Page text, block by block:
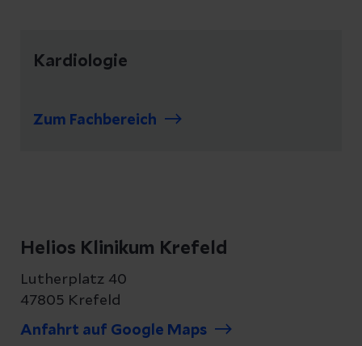
Kardiologie
Zum Fachbereich
Helios Klinikum Krefeld
Lutherplatz 40
47805 Krefeld
Anfahrt auf Google Maps